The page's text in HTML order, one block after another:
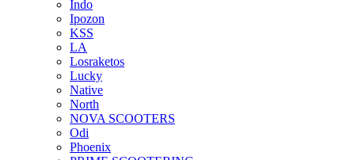
Indo
Ipozon
KSS
LA
Losraketos
Lucky
Native
North
NOVA SCOOTERS
Odi
Phoenix